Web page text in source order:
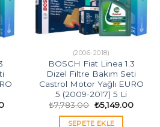
Şu
(2006-2018)
BOSCH Fiat Linea 1.3
Dizel Filtre Bakım Seti
Castrol Motor Yağlı EURO
5 (2009-2017) 5 Li
₺7,783.00 Orijinal
fiyat:
₺7,783.00.
₺5,149.00Şu
SEPETE EKLE